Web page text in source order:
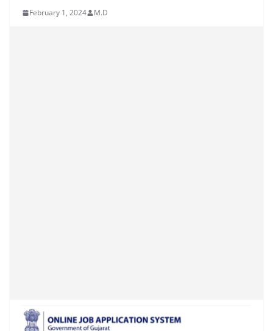
February 1, 2024 M.D